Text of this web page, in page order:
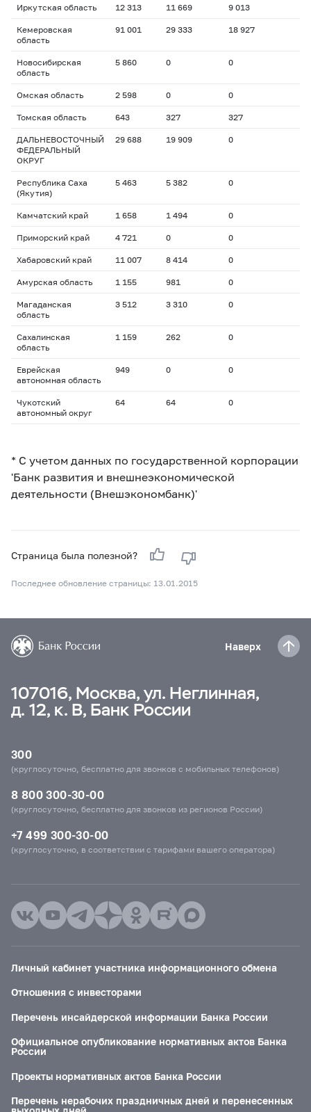
Иркутская область 12 313 11 669 9 013
Кемеровская
область
91 001 29 333 18 927
Новосибирская
область
5 860 0 0
Омская область 2 598 0 0
Томская область 643 327 327
ДАЛЬНЕВОСТОЧНЫЙ
ФЕДЕРАЛЬНЫЙ
ОКРУГ
29 688 19 909 0
Республика Саха
(Якутия)
5 463 5 382 0
Камчатский край 1 658 1 494 0
Приморский край 4 721 0 0
Хабаровский край 11 007 8 414 0
Амурская область 1 155 981 0
Магаданская
область
3 512 3 310 0
Сахалинская
область
1 159 262 0
Еврейская
автономная область
949 0 0
Чукотский
автономный округ
64 64 0
* С учетом данных по государственной корпорации
'Банк развития и внешнеэкономической
деятельности (Внешэкономбанк)'
Страница была полезной?
Последнее обновление страницы: 13.01.2015
Наверх
107016, Москва, ул. Неглинная,
д. 12, к. В, Банк России
300
(круглосуточно, бесплатно для звонков с мобильных телефонов)
8 800 300-30-00
(круглосуточно, бесплатно для звонков из регионов России)
+7 499 300-30-00
(круглосуточно, в соответствии с тарифами вашего оператора)
Личный кабинет участника информационного обмена
Отношения с инвесторами
Перечень инсайдерской информации Банка России
Официальное опубликование нормативных актов Банка
России
Проекты нормативных актов Банка России
Перечень нерабочих праздничных дней и перенесенных